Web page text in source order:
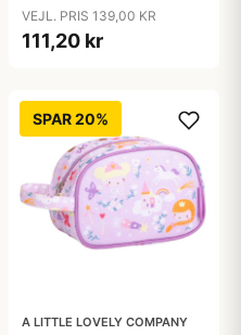
VEJL. PRIS 139,00 KR
111,20 kr
SPAR 20%
A LITTLE LOVELY COMPANY